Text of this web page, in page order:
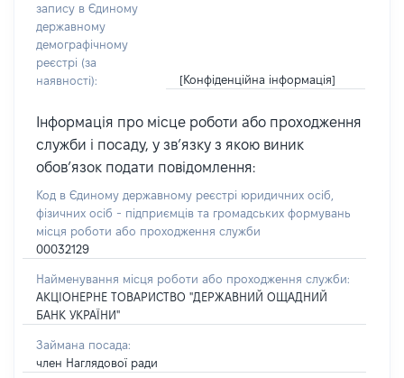
запису в Єдиному
державному
демографічному
реєстрі (за
наявності):
[Конфіденційна інформація]
Інформація про місце роботи або проходження
служби і посаду, у зв’язку з якою виник
обов’язок подати повідомлення:
Код в Єдиному державному реєстрі юридичних осіб,
фізичних осіб - підприємців та громадських формувань
місця роботи або проходження служби
00032129
Найменування місця роботи або проходження служби:
АКЦІОНЕРНЕ ТОВАРИСТВО "ДЕРЖАВНИЙ ОЩАДНИЙ
БАНК УКРАЇНИ"
Займана посада:
член Наглядової ради